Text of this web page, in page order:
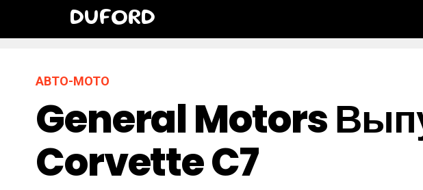
DUFORD
АВТО-МОТО
General Motors
Corvette C7